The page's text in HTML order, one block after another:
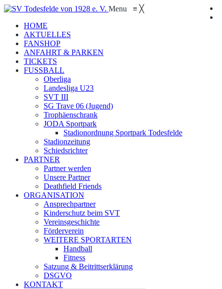
Menu ≡ ╳
HOME
AKTUELLES
FANSHOP
ANFAHRT & PARKEN
TICKETS
FUSSBALL
Oberliga
Landesliga U23
SVT III
SG Trave 06 (Jugend)
Trophäenschrank
JODA Sportpark
Stadionordnung Sportpark Todesfelde
Stadionzeitung
Schiedsrichter
PARTNER
Partner werden
Unsere Partner
Deathfield Friends
ORGANISATION
Ansprechpartner
Kinderschutz beim SVT
Vereinsgeschichte
Förderverein
WEITERE SPORTARTEN
Handball
Fitness
Satzung & Beitrittserklärung
DSGVO
KONTAKT